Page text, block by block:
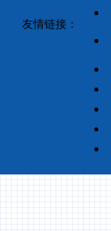
友情链接：